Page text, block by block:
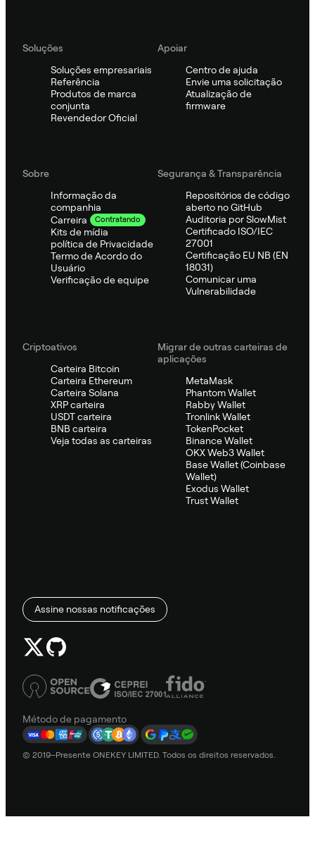
Soluções
Soluções empresariais
Referência
Produtos de marca
conjunta
Revendedor Oficial
Apoiar
Centro de ajuda
Envie uma solicitação
Atualização de
firmware
Sobre
Informação da
companhia
Carreira
Contratando
Kits de mídia
política de Privacidade
Termo de Acordo do
Usuário
Verificação de equipe
Segurança & Transparência
Repositórios de código
aberto no GitHub
Auditoria por SlowMist
Certificado ISO/IEC
27001
Certificação EU NB (EN
18031)
Comunicar uma
Vulnerabilidade
Criptoativos
Carteira Bitcoin
Carteira Ethereum
Carteira Solana
XRP carteira
USDT carteira
BNB carteira
Veja todas as carteiras
Migrar de outras carteiras de
aplicações
MetaMask
Phantom Wallet
Rabby Wallet
Tronlink Wallet
TokenPocket
Binance Wallet
OKX Web3 Wallet
Base Wallet (Coinbase
Wallet)
Exodus Wallet
Trust Wallet
Assine nossas notificações
Método de pagamento
© 2019–Presente ONEKEY LIMITED. Todos os direitos reservados.